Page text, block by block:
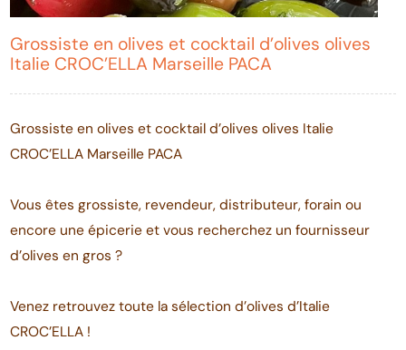
Grossiste en olives et cocktail d’olives olives
Italie CROC’ELLA Marseille PACA
Grossiste en olives et cocktail d’olives olives Italie
CROC’ELLA Marseille PACA
Vous êtes grossiste, revendeur, distributeur, forain ou
encore une épicerie et vous recherchez un fournisseur
d’olives en gros ?
Venez retrouvez toute la sélection d’olives d’Italie
CROC’ELLA !